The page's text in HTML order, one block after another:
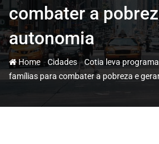
combater a
autonomia
Home -Cidades-Cotia leva
famílias para combater a pobreza e